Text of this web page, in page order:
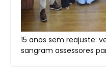
15 anos sem reajuste:
sangram assessores